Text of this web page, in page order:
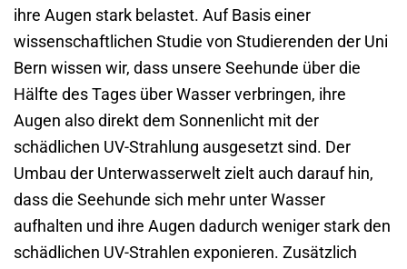
ihre Augen stark belastet. Auf Basis einer
wissenschaftlichen Studie von Studierenden der Uni
Bern wissen wir, dass unsere Seehunde über die
Hälfte des Tages über Wasser verbringen, ihre
Augen also direkt dem Sonnenlicht mit der
schädlichen UV-Strahlung ausgesetzt sind. Der
Umbau der Unterwasserwelt zielt auch darauf hin,
dass die Seehunde sich mehr unter Wasser
aufhalten und ihre Augen dadurch weniger stark den
schädlichen UV-Strahlen exponieren. Zusätzlich